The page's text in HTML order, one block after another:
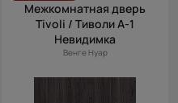
Межкомнатная дверь
Tivoli / Тиволи А-1
Невидимка
Венге Нуар